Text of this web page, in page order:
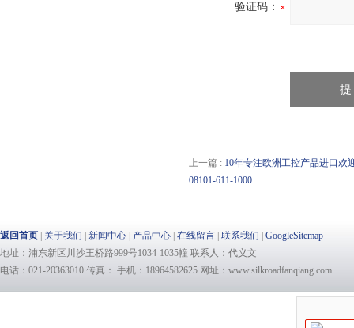
验证码：
上一篇 : 10年专注欧洲工控产品进口欢
08101-611-1000
返回首页 关于我们 新闻中心 产品中心 在线留言 联系我们
GoogleSitemap
地址：浦东新区川沙王桥路999号1034-1035幢 联系人：代义文
电话：021-20363010 传真： 手机：18964582625 网址：www.silkroadfanqiang.com